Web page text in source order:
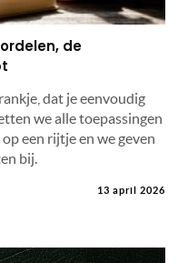
de
dat je eenvoudig
we alle toepassingen
een rijtje en we geven
bij.
13 april 2026